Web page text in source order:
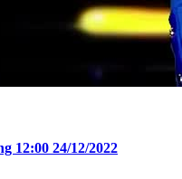
12:00 24/12/2022